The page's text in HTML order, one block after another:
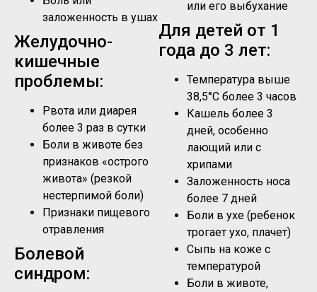
заложенность в ушах
Желудочно-
кишечные
проблемы:
Рвота или диарея
более 3 раз в сутки
Боли в животе без
признаков «острого
живота» (резкой
нестерпимой боли)
Признаки пищевого
отравления
Болевой
синдром:
или его выбухание
Для детей от 1
года до 3 лет:
Температура выше
38,5°C более 3 часов
Кашель более 3
дней, особенно
лающий или с
хрипами
Заложенность носа
более 7 дней
Боли в ухе (ребенок
трогает ухо, плачет)
Сыпь на коже с
температурой
Боли в животе,